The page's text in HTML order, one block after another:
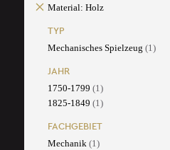
Material: Holz
TYP
Mechanisches Spielzeug (1)
JAHR
1750-1799 (1)
1825-1849 (1)
FACHGEBIET
Mechanik (1)